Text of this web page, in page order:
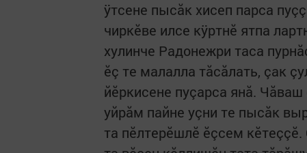
ÿтсене пысăк хисеп парса
чиркĕве илсе кÿртнĕ ятпа
хулинче Радонежри таса
ĕç те малалла тăсăлать, çак
йĕркисене пуçарса янă.
уйрăм пайне уçни те пысăк
та пĕлтерĕшлĕ ĕçсем